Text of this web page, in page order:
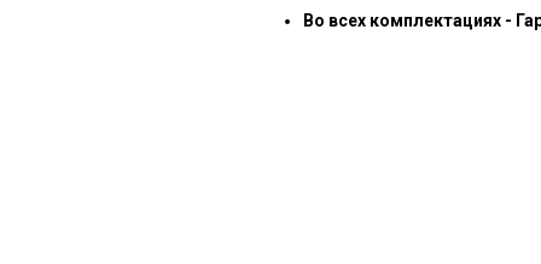
Во всех комплектациях -